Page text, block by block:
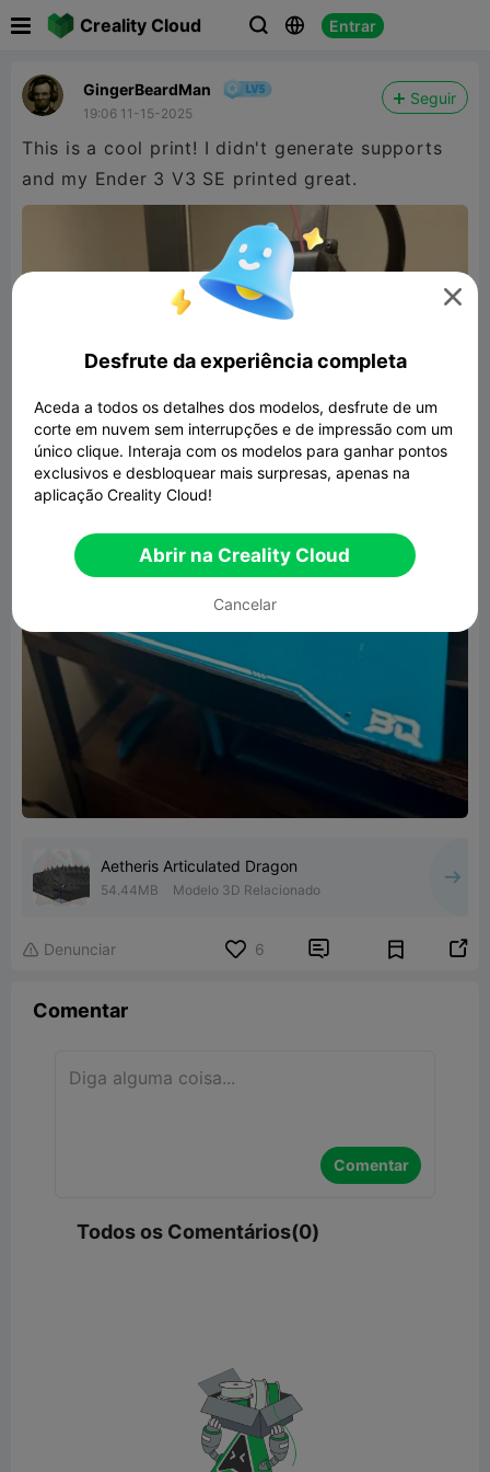
Creality Cloud   Entrar
GingerBeardMan
19:06 11-15-2025
Seguir
This is a cool print! I didn't generate supports
and my Ender 3 V3 SE printed great.
Aetheris Articulated Dragon
54.44MB Modelo 3D Relacionado
 Denunciar 6  
Comentar
Comentar
Todos os Comentários(0)

Desfrute da experiência completa
Aceda a todos os detalhes dos modelos, desfrute de um
corte em nuvem sem interrupções e de impressão com um
único clique. Interaja com os modelos para ganhar pontos
exclusivos e desbloquear mais surpresas, apenas na
aplicação Creality Cloud!
Abrir na Creality Cloud
Cancelar